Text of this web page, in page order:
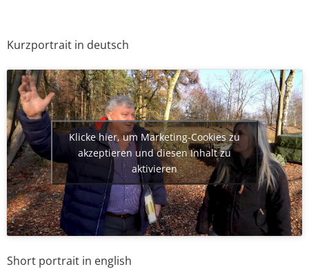
Kurzportrait in deutsch
Klicke hier, um Marketing-Cookies zu
akzeptieren und diesen Inhalt zu
aktivieren
Short portrait in english